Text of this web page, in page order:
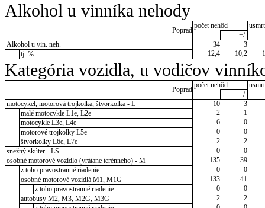
Alkohol u vinníka nehody
Poprad
počet nehôd
+/-
Alkohol u vin. neh.
34
3
tj. %
12,4 10,2
Kategória vozidla, u vodičov
Poprad
počet nehôd
+/-
motocykel, motorová trojkolka, štvorkolka - L
10
3
malé motocykle L1e, L2e
2
1
motocykle L3e, L4e
6
0
motorové trojkolky L5e
0
0
štvorkolky L6e, L7e
2
2
snežný skúter - LS
0
0
osobné motorové vozidlo (vrátane terénneho) - M
135
-39
z toho pravostranné riadenie
0
0
osobné motorové vozidlá M1, M1G
133
-41
z toho pravostranné riadenie
0
0
autobusy M2, M3, M2G, M3G
2
2